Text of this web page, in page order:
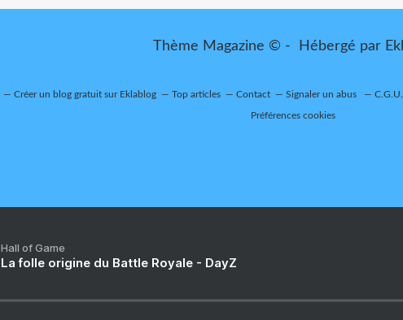
Thème Magazine © - Hébergé par
Créer un blog gratuit sur Eklablog Top articles Contact Signaler un abus C.G.U.
Préférences cookies
Hall of Game
La folle origine du Battle Royale - DayZ